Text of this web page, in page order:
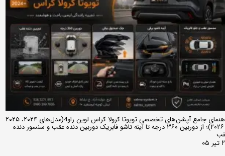
راهنمای جامع آپشن‌های تخصصی تویوتا کرولا کراس لوین راو4(مدل‌های ۲۰۲۴، ۲۰۲۵
و ۲۰۲۶)؛ از دوربین ۳۶۰ درجه تا آینه تاشو فابریک دوربین دنده عقب و سنسور دنده